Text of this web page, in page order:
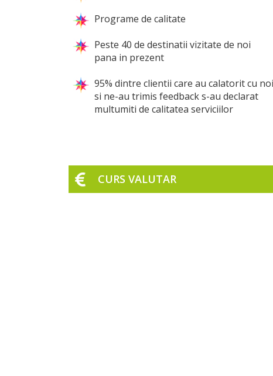
Programe de calitate
Peste 40 de destinatii vizitate de noi
pana in prezent
95% dintre clientii care au calatorit cu noi
si ne-au trimis feedback s-au declarat
multumiti de calitatea serviciilor
CURS VALUTAR